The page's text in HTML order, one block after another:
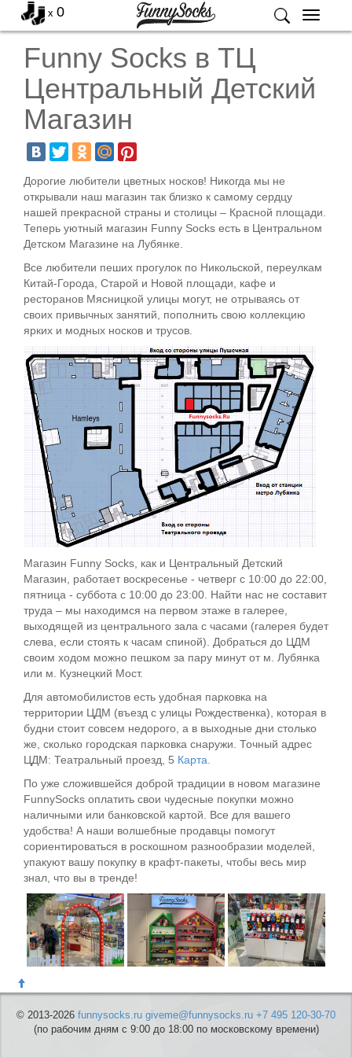
Меню
x 0
Funny Socks в ТЦ
Центральный Детский
Магазин
Дорогие любители цветных носков! Никогда мы не
открывали наш магазин так близко к самому сердцу
нашей прекрасной страны и столицы – Красной площади.
Теперь уютный магазин Funny Socks есть в Центральном
Детском Магазине на Лубянке.
Все любители пеших прогулок по Никольской, переулкам
Китай-Города, Старой и Новой площади, кафе и
ресторанов Мясницкой улицы могут, не отрываясь от
своих привычных занятий, пополнить свою коллекцию
ярких и модных носков и трусов.
Магазин Funny Socks, как и Центральный Детский
Магазин, работает воскресенье - четверг с 10:00 до 22:00,
пятница - суббота с 10:00 до 23:00. Найти нас не составит
труда – мы находимся на первом этаже в галерее,
выходящей из центрального зала с часами (галерея будет
слева, если стоять к часам спиной). Добраться до ЦДМ
своим ходом можно пешком за пару минут от м. Лубянка
или м. Кузнецкий Мост.
Для автомобилистов есть удобная парковка на
территории ЦДМ (въезд с улицы Рождественка), которая в
будни стоит совсем недорого, а в выходные дни столько
же, сколько городская парковка снаружи. Точный адрес
ЦДМ: Театральный проезд, 5 Карта.
По уже сложившейся доброй традиции в новом магазине
FunnySocks оплатить свои чудесные покупки можно
наличными или банковской картой. Все для вашего
удобства! А наши волшебные продавцы помогут
сориентироваться в роскошном разнообразии моделей,
упакуют вашу покупку в крафт-пакеты, чтобы весь мир
знал, что вы в тренде!
© 2013-2026 funnysocks.ru giveme@funnysocks.ru +7 495 120-30-70
(по рабочим дням с 9:00 до 18:00 по московскому времени)